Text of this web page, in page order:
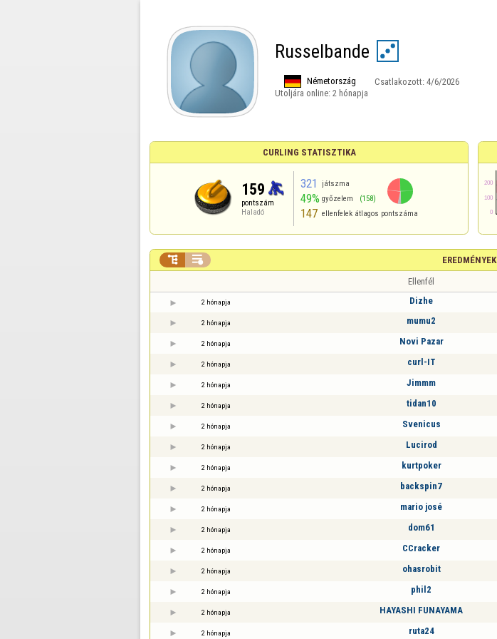
Russelbande
Németország Csatlakozott: 4/6/2026
Utoljára online: 2 hónapja
CURLING STATISZTIKA
159
pontszám
Haladó
321 játszma
49% győzelem (158)
147 ellenfelek átlagos pontszáma
EREDMÉNYEK
 
Ellenfél
2 hónapja Dizhe
2 hónapja mumu2
2 hónapja Novi Pazar
2 hónapja curl-IT
2 hónapja Jimmm
2 hónapja tidan10
2 hónapja Svenicus
2 hónapja Lucirod
2 hónapja kurtpoker
2 hónapja backspin7
2 hónapja mario josé
2 hónapja dom61
2 hónapja CCracker
2 hónapja ohasrobit
2 hónapja phil2
2 hónapja HAYASHI FUNAYAMA
2 hónapja ruta24